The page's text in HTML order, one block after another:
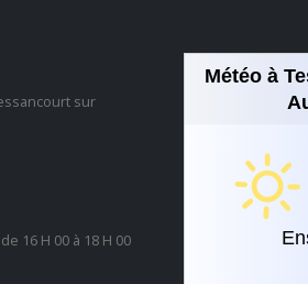
sur
16 H 00 à 18 H 00
Météo à